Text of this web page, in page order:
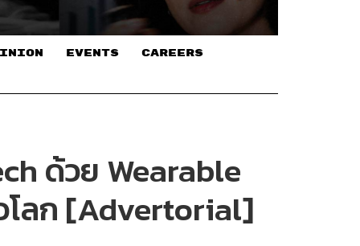
EVENTS CAREERS
ด้วย Wearable
โลก [Advertorial]